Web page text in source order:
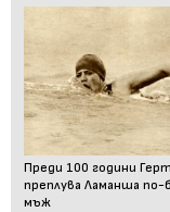
Преди 100 години
преплува Ламанша по-
мъж